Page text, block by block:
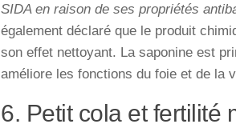
SIDA en raison de ses propriétés
également déclaré que le produit
son effet nettoyant. La saponine est
améliore les fonctions du foie et de la
6. Petit cola et fertilité